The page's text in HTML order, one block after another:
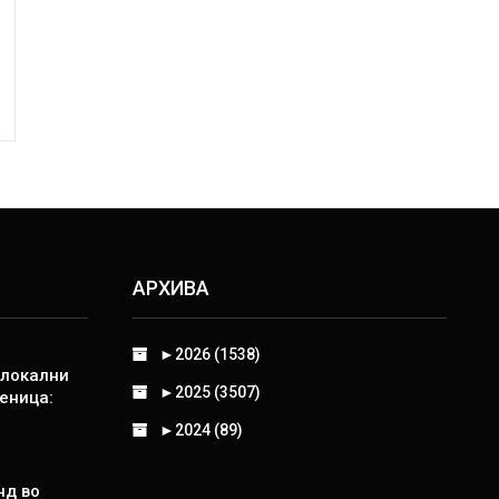
во
АРХИВА
► 2026 (1538)
► 2025 (3507)
► 2024 (89)